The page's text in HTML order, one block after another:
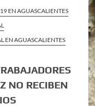
EN AGUASCALIENTES
EN AGUASCALIENTES
NO RECIBEN